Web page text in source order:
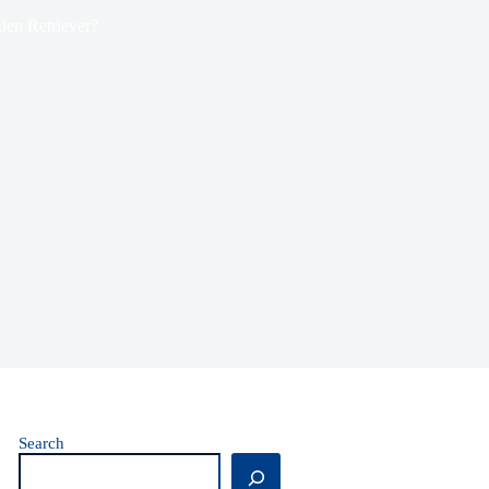
Search